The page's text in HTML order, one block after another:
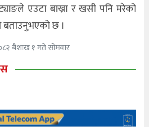
एउटा बाख्रा र खसी पनि मरेको
बताउनुभएको छ ।
बैशाख १ गते सोमवार